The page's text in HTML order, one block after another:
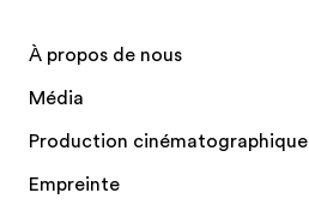
À propos de nous
Média
Production cinématographique
Empreinte